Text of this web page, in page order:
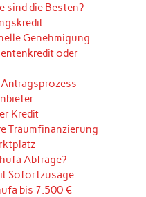
sind die Besten?
Genehmigung
oder
Kredit
Traumfinanzierung
Abfrage?
Sofortzusage
bis 7.500 €